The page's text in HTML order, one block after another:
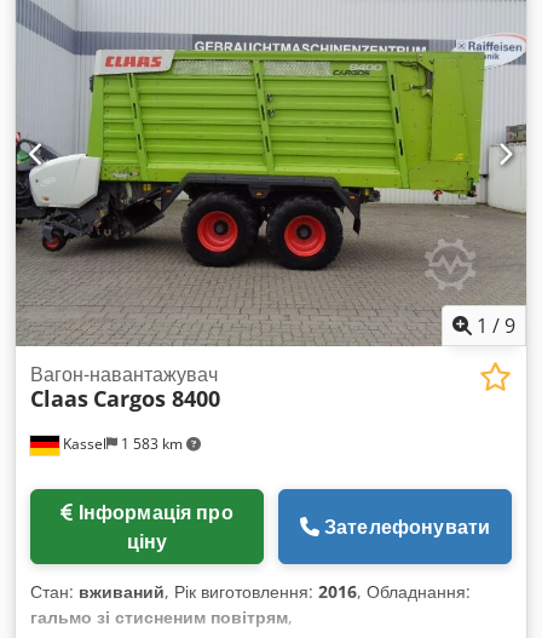
1 /9
Kassel 1 583 km
Вагон-навантажувач
Claas Cargos 8400
ціну
Зателефонувати
Стан: вживаний, Рік виготовлення: 2016, Обладнання:
гальмо зі стисненим повітрям,